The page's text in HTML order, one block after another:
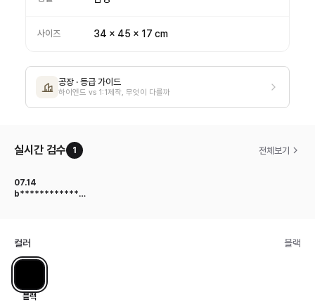
사이즈 34 x 45 x 17 cm
공장 · 등급 가이드
하이엔드 vs 1:1제작, 무엇이 다를까
실시간 검수 1 전체보기
07.14
b************
컬러 블랙
블랙